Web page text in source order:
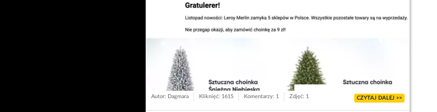
Autor: Dagmara Kliknięć: 1615 Komentarzy: 1 Zdjęć: 1 CZYTAJ DALEJ >>